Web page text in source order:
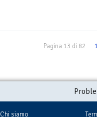
Pagina 13 di 82 1
Chi siamo